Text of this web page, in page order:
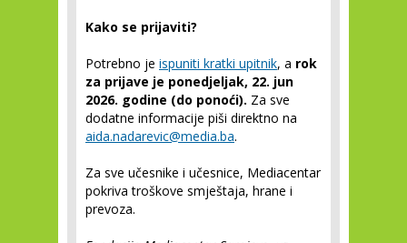
Kako se prijaviti?
Potrebno je ispuniti kratki upitnik, a rok
za prijave je ponedjeljak, 22. jun
2026. godine (do ponoći). Za sve
dodatne informacije piši direktno na
aida.nadarevic@media.ba.
Za sve učesnike i učesnice, Mediacentar
pokriva troškove smještaja, hrane i
prevoza.